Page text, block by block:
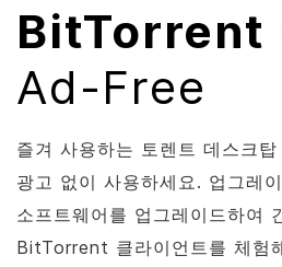
BitTorrent
Ad-Free
즐겨 사용하는 토렌트 데스크
광고 없이 사용하세요. 업그레
소프트웨어를 업그레이드하여
BitTorrent 클라이언트를 체험